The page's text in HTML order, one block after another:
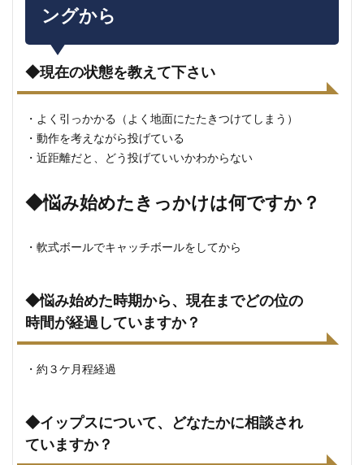
ングから
◆現在の状態を教えて下さい
・よく引っかかる（よく地面にたたきつけてしまう）
・動作を考えながら投げている
・近距離だと、どう投げていいかわからない
◆悩み始めたきっかけは何ですか？
・軟式ボールでキャッチボールをしてから
◆悩み始めた時期から、現在までどの位の
時間が経過していますか？
・約３ケ月程経過
◆イップスについて、どなたかに相談され
ていますか？